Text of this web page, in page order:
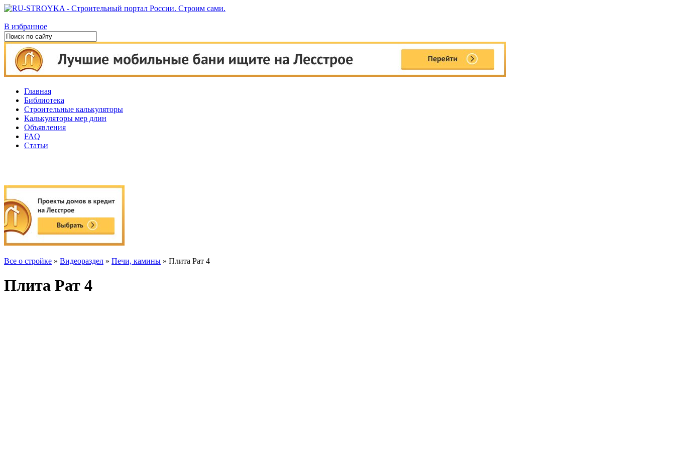
В избранное
Главная
Библиотека
Строительные калькуляторы
Калькуляторы мер длин
Объявления
FAQ
Статьи
Все о стройке » Видеораздел » Печи, камины » Плита Рат 4
Плита Рат 4